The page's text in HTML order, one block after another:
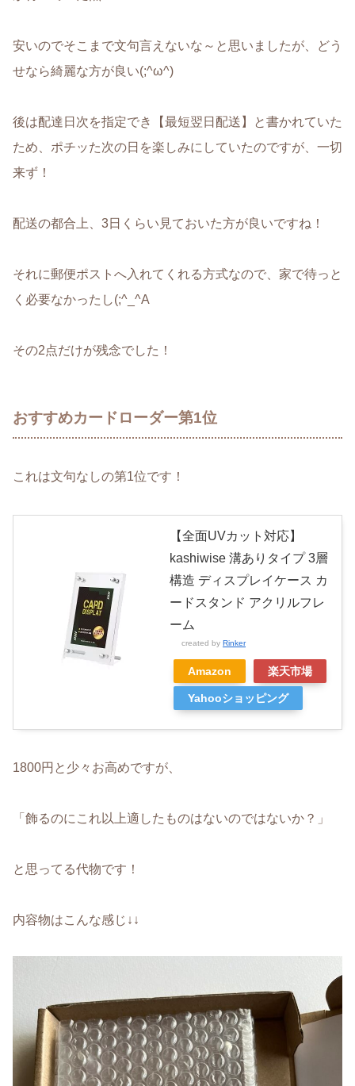
安いのでそこまで文句言えないな～と思いましたが、どう
せなら綺麗な方が良い(;^ω^)
後は配達日次を指定でき【最短翌日配送】と書かれていた
ため、ポチッた次の日を楽しみにしていたのですが、一切
来ず！
配送の都合上、3日くらい見ておいた方が良いですね！
それに郵便ポストへ入れてくれる方式なので、家で待っと
く必要なかったし(;^_^A
その2点だけが残念でした！
おすすめカードローダー第1位
これは文句なしの第1位です！
【全面UVカット対応】
kashiwise 溝ありタイプ 3層
構造 ディスプレイケース カ
ードスタンド アクリルフレ
ーム
created by Rinker
Amazon 楽天市場
Yahooショッピング
1800円と少々お高めですが、
「飾るのにこれ以上適したものはないのではないか？」
と思ってる代物です！
内容物はこんな感じ↓↓